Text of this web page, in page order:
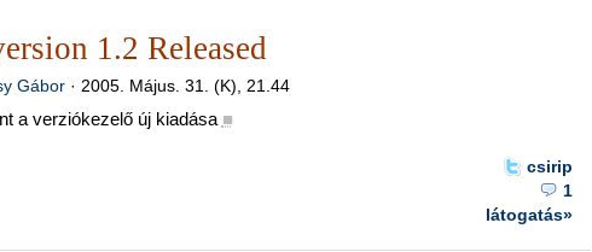
1.2 Released
Gábor ·2005. Május. 31. (K), 21.44
a verziókezelő új kiadása ■
csirip
1
látogatás»